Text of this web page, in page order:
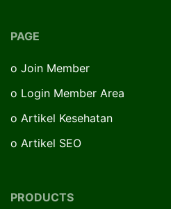
PAGE
o Join Member
o Login Member Area
o Artikel Kesehatan
o Artikel SEO
PRODUCTS